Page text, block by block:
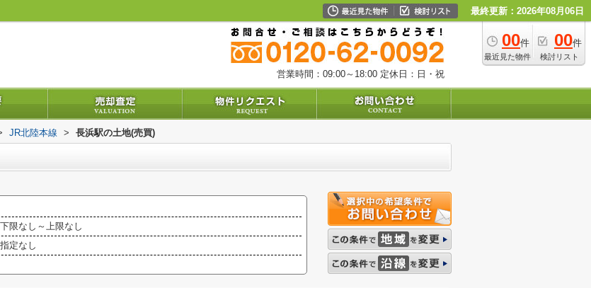
最終更新：2026年08月06日
00件
最近見た物件
00件
検討リスト
営業時間：09:00～18:00 定休日：日・祝
JR北陸本線 > 長浜駅の土地(売買)
下限なし～上限なし
指定なし